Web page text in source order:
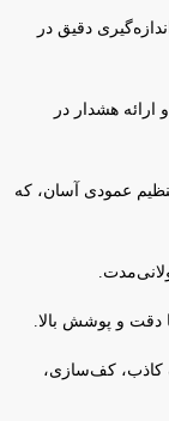
کامل و اندازه‌گیری دقیق در
خودکار در دامنه ±3 درجه و ارائه هشدار در
عمودی آسان، که
دقت و پوشش بالا.
کاذب، کف‌سازی،